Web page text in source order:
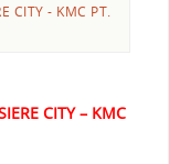
CITY - KMC PT.
CITY – KMC